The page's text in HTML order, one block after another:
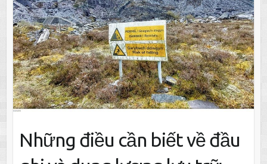
Những điều cần biết về đầu